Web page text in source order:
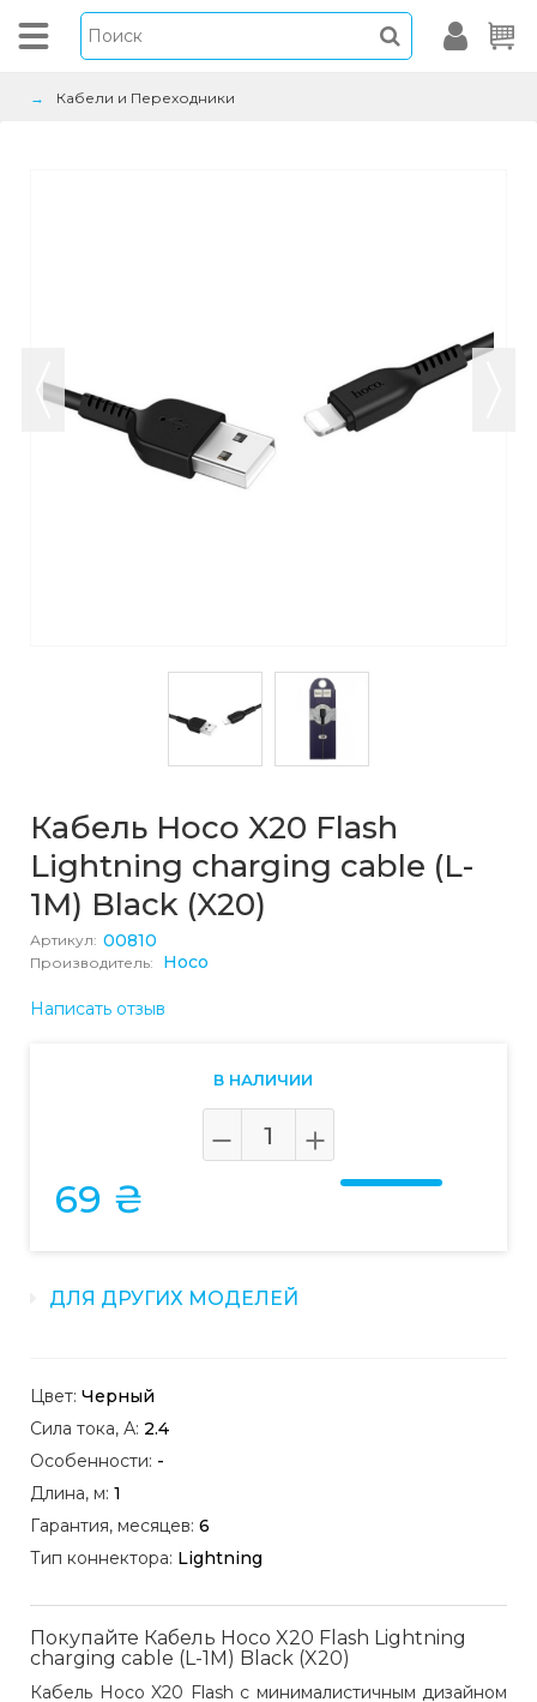
Кабели и Переходники
Кабель Hoco X20 Flash
Lightning charging cable (L-
1M) Black (X20)
Артикул: 00810
Производитель: Hoco
Написать отзыв
В НАЛИЧИИ
69 ₴
ДЛЯ ДРУГИХ МОДЕЛЕЙ
Цвет: Черный
Сила тока, А: 2.4
Особенности: -
Длина, м: 1
Гарантия, месяцев: 6
Тип коннектора: Lightning
Покупайте Кабель Hoco X20 Flash Lightning
charging cable (L-1M) Black (X20)
Кабель Hoco X20 Flash с минималистичным дизайном